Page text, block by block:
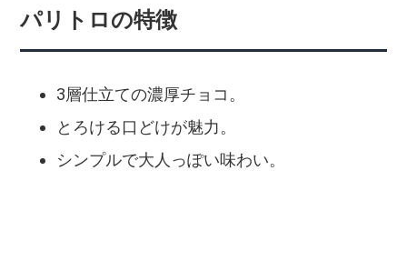
パリトロの特徴
3層仕立ての濃厚チョコ。
とろける口どけが魅力。
シンプルで大人っぽい味わい。